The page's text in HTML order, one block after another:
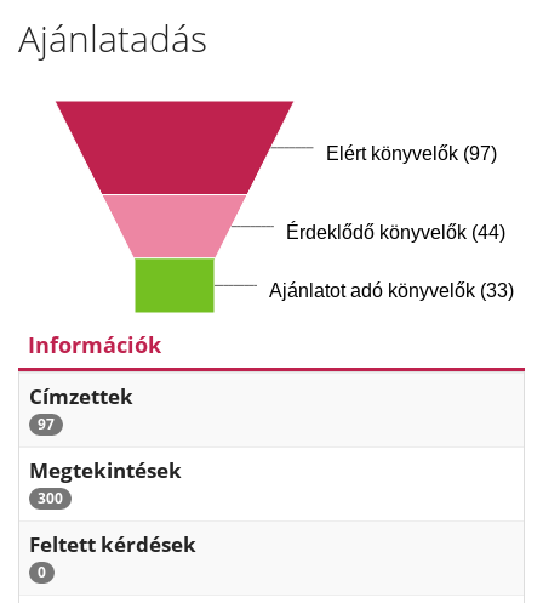
Ajánlatadás
Elért könyvelők (97)
Érdeklődő könyvelők (44)
Ajánlatot adó könyvelők (33)
Információk
Címzettek
97
Megtekintések
300
Feltett kérdések
0